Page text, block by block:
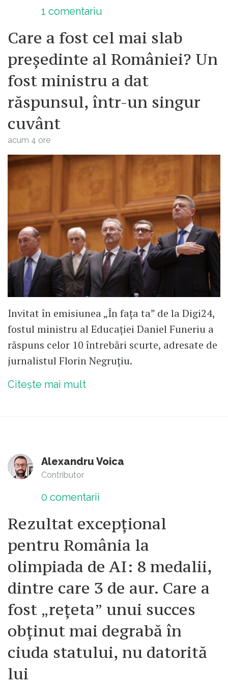
1 comentariu
Care a fost cel mai slab
președinte al României? Un
fost ministru a dat
răspunsul, într-un singur
cuvânt
acum 4 ore
Invitat în emisiunea „În fața ta” de la Digi24,
fostul ministru al Educației Daniel Funeriu a
răspuns celor 10 întrebări scurte, adresate de
jurnalistul Florin Negruțiu.
Citește mai mult
Alexandru Voica
Contributor
0 comentarii
Rezultat excepțional
pentru România la
olimpiada de AI: 8 medalii,
dintre care 3 de aur. Care a
fost „rețeta” unui succes
obținut mai degrabă în
ciuda statului, nu datorită
lui